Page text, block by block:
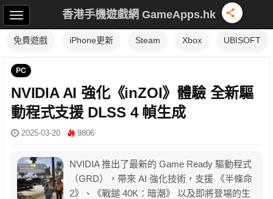
香港手機遊戲網 GameApps.hk
免費遊戲 iPhone更新 Steam Xbox UBISOFT
PC
NVIDIA AI 強化《inZOI》體驗 全新驅
動程式支援 DLSS 4 幀生成
2025-03-20 9806
NVIDIA 推出了最新的 Game Ready 驅動程式
（GRD），帶來 AI 強化技術，支援 《半條命
2》、《戰鎚 40K：暗潮》 以及即將登場的生